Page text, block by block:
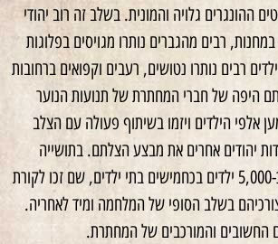
ההונגרים גלויה והמונית. בשלב זה רוב יהודי
רבים מהגברים נותרו מגויסים בפלוגות
רבים נותרו נטושים, רעבים וקפואים ברחובות
היפה של חברי המחתרת של תנועות הנוער
אלפי הילדים ויזמו בשיתוף פעולה עם הצלב
יהודים אחרים את מבצע הצלתם. בתושייה
ובמסירות רבה נאספו כ-5,000 ילדים בכחמישים בתי ילדים, שם זכו לקורת
בשלב הסופי של המלחמה ומיד לאחריה.
החשובים והמורכבים של המחתרת.